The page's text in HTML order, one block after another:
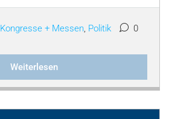
Kongresse + Messen, Politik 0
Weiterlesen